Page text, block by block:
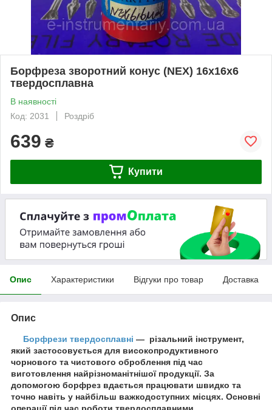
Борфреза зворотний конус (NEX) 16х16х6
твердосплавна
В наявності
Код: 2031
Роздріб
639 ₴
Купити
Опис Характеристики Відгуки про товар Доставка
Опис
Борфрези твердосплавні — різальний інструмент,
який застосовується для високопродуктивного
чорнового та чистового оброблення під час
виготовлення найрізноманітнішої продукції. За
допомогою борфрез вдається працювати швидко та
точно навіть у найбільш важкодоступних місцях. Основні